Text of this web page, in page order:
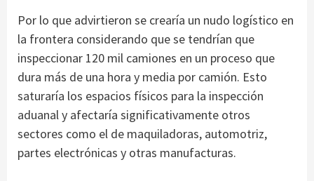
Por lo que advirtieron se crearía un nudo logístico en
la frontera considerando que se tendrían que
inspeccionar 120 mil camiones en un proceso que
dura más de una hora y media por camión. Esto
saturaría los espacios físicos para la inspección
aduanal y afectaría significativamente otros
sectores como el de maquiladoras, automotriz,
partes electrónicas y otras manufacturas.